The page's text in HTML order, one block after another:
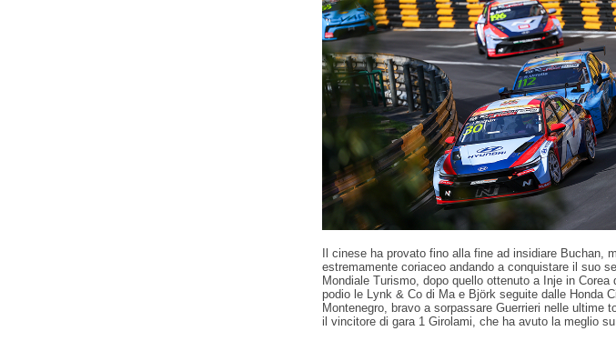
Il cinese ha provato fino alla fine ad insidiare Buchan,
estremamente coriaceo andando a conquistare il suo
Mondiale Turismo, dopo quello ottenuto a Inje in Corea
podio le Lynk & Co di Ma e Björk seguite dalle Honda
Montenegro, bravo a sorpassare Guerrieri nelle ultime
il vincitore di gara 1 Girolami, che ha avuto la meglio